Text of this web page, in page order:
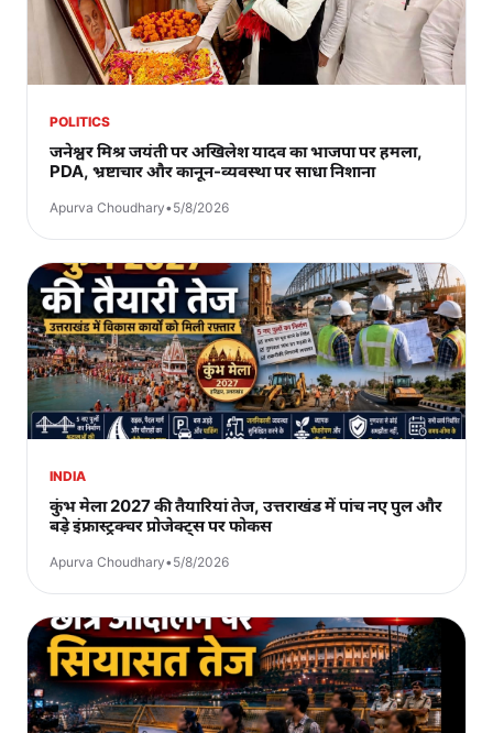
POLITICS
जनेश्वर मिश्र जयंती पर अखिलेश यादव का भाजपा पर हमला,
PDA, भ्रष्टाचार और कानून-व्यवस्था पर साधा निशाना
Apurva Choudhary•5/8/2026
INDIA
कुंभ मेला 2027 की तैयारियां तेज, उत्तराखंड में पांच नए पुल और
बड़े इंफ्रास्ट्रक्चर प्रोजेक्ट्स पर फोकस
Apurva Choudhary•5/8/2026